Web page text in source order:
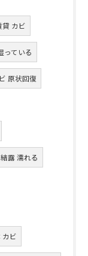
貸 カビ
っている
原状回復
露 濡れる
カビ